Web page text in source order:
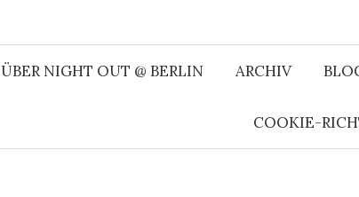
ÜBER NIGHT OUT @ BERLIN ARCHIV
COOKIE-